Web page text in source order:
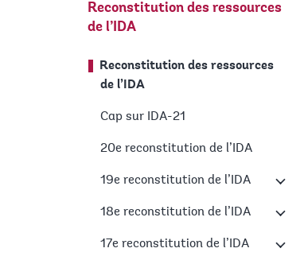
Reconstitution des ressources
de l’IDA
Reconstitution des ressources
de l’IDA
Cap sur IDA-21
20e reconstitution de l’IDA
19e reconstitution de l’IDA
18e reconstitution de l’IDA
17e reconstitution de l’IDA